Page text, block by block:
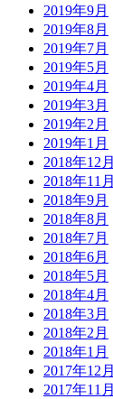
2019年9月
2019年8月
2019年7月
2019年5月
2019年4月
2019年3月
2019年2月
2019年1月
2018年12月
2018年11月
2018年9月
2018年8月
2018年7月
2018年6月
2018年5月
2018年4月
2018年3月
2018年2月
2018年1月
2017年12月
2017年11月